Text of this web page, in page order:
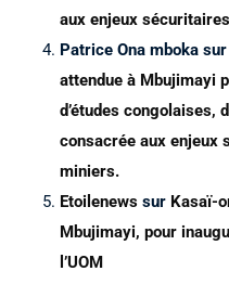
aux enjeux
Patrice Ona mboka sur
attendue à Mbujimayi
d’études congolaises,
consacrée aux enjeux
miniers.
Etoilenews sur Kasaï-
Mbujimayi, pour
l’UOM